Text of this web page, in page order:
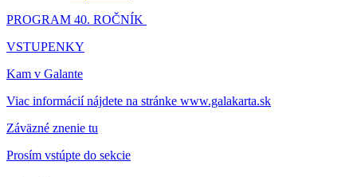
PROGRAM 40. ROČNÍK
VSTUPENKY
Kam v Galante
Viac informácií nájdete na stránke www.galakarta.sk
Záväzné znenie tu
Prosím vstúpte do sekcie